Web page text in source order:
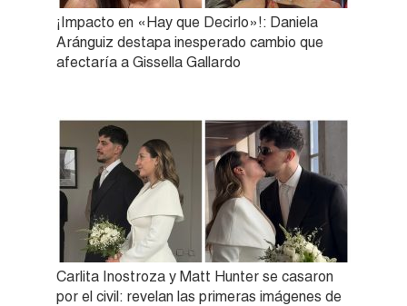
¡Impacto en «Hay que Decirlo»!: Daniela
Aránguiz destapa inesperado cambio que
afectaría a Gissella Gallardo
Carlita Inostroza y Matt Hunter se casaron
por el civil: revelan las primeras imágenes de